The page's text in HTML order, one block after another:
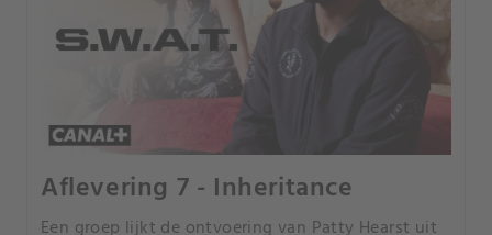
Aflevering 7 - Inheritance
Een groep lijkt de ontvoering van Patty Hearst uit